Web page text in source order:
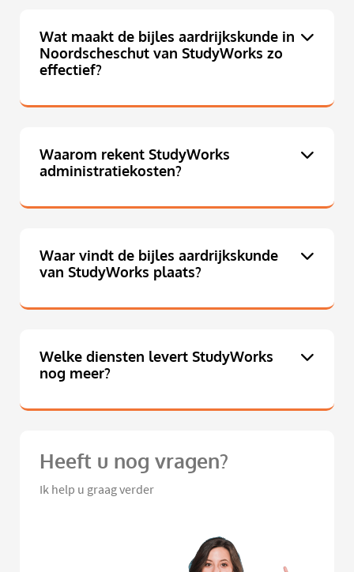
Wat maakt de bijles aardrijkskunde in
Noordscheschut van StudyWorks zo
effectief?
Waarom rekent StudyWorks
administratiekosten?
Waar vindt de bijles aardrijkskunde
van StudyWorks plaats?
Welke diensten levert StudyWorks
nog meer?
Heeft u nog vragen?
Ik help u graag verder